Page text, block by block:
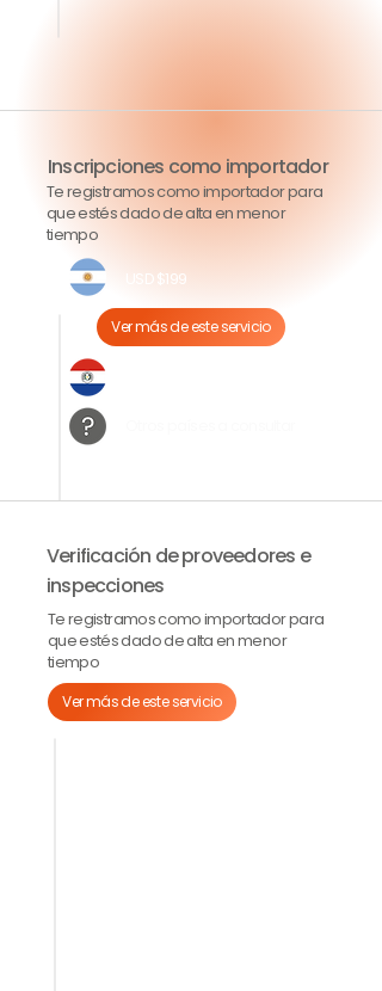
Inscripciones como importador
Te registramos como importador para
que estés dado de alta en menor
tiempo
USD $199
Ver más de este servicio
Verificación de proveedores e
inspecciones
Te registramos como importador para
que estés dado de alta en menor
tiempo
Ver más de este servicio